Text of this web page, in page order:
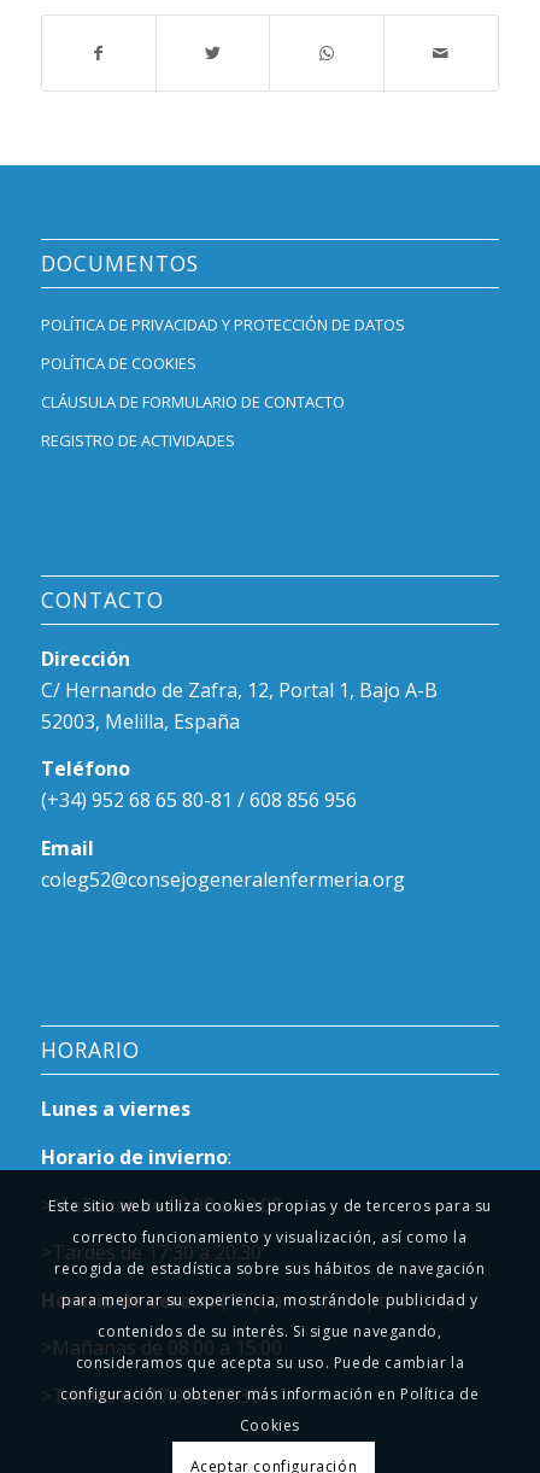
DOCUMENTOS
POLÍTICA DE PRIVACIDAD Y PROTECCIÓN DE DATOS
POLÍTICA DE COOKIES
CLÁUSULA DE FORMULARIO DE CONTACTO
REGISTRO DE ACTIVIDADES
CONTACTO
Dirección
C/ Hernando de Zafra, 12, Portal 1, Bajo A-B
52003, Melilla, España
Teléfono
(+34) 952 68 65 80-81 / 608 856 956
Email
coleg52@consejogeneralenfermeria.org
HORARIO
Lunes a viernes
Horario de invierno:
>Mañanas de 09:00 a 13:00
>Tardes de 17:30 a 20:30
Horario de verano(15 junio a 15 septiembre):
>Mañanas de 08:00 a 15:00
>Tardes de 17:30 a 20:30
Este sitio web utiliza cookies propias y de terceros para su
correcto funcionamiento y visualización, así como la
recogida de estadística sobre sus hábitos de navegación
para mejorar su experiencia, mostrándole publicidad y
contenidos de su interés. Si sigue navegando,
consideramos que acepta su uso. Puede cambiar la
configuración u obtener más información en Política de
Cookies
Aceptar configuración